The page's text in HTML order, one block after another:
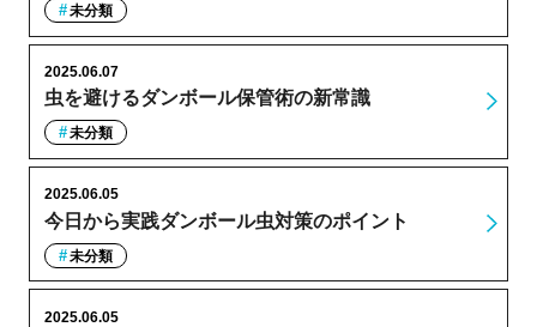
未分類
虫を避けるダンボール保管術の新常識
2025.06.07
未分類
今日から実践ダンボール虫対策のポイント
2025.06.05
未分類
2025.06.05